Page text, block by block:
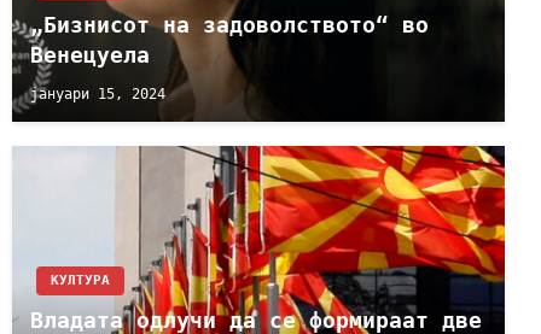
„Бизнисот на задоволството“ во
Венецуела
јануари 15, 2024
КУЛТУРА
Владата одлучи да се формираат две